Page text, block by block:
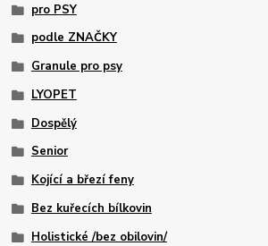
pro PSY
podle ZNAČKY
Granule pro psy
LYOPET
Dospělý
Senior
Kojící a březí feny
Bez kuřecích bílkovin
Holistické /bez obilovin/